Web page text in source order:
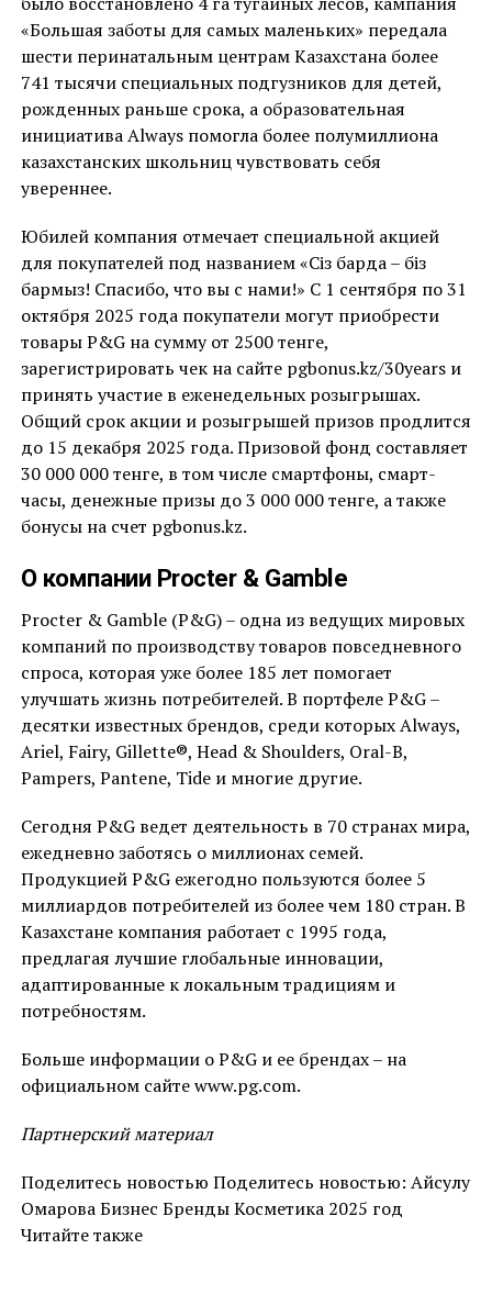
«Большая заботы для самых маленьких» передала
шести перинатальным центрам Казахстана более
741 тысячи специальных подгузников для детей,
рожденных раньше срока, а образовательная
инициатива Always помогла более полумиллиона
казахстанских школьниц чувствовать себя
увереннее.
Юбилей компания отмечает специальной акцией
для покупателей под названием «Сіз барда – біз
бармыз! Спасибо, что вы с нами!» С 1 сентября по 31
октября 2025 года покупатели могут приобрести
товары P&G на сумму от 2500 тенге,
зарегистрировать чек на сайте pgbonus.kz/30years и
принять участие в еженедельных розыгрышах.
Общий срок акции и розыгрышей призов продлится
до 15 декабря 2025 года. Призовой фонд составляет
30 000 000 тенге, в том числе смартфоны, смарт-
часы, денежные призы до 3 000 000 тенге, а также
бонусы на счет pgbonus.kz.
О компании Procter & Gamble
Procter & Gamble (P&G) – одна из ведущих мировых
компаний по производству товаров повседневного
спроса, которая уже более 185 лет помогает
улучшать жизнь потребителей. В портфеле P&G –
десятки известных брендов, среди которых Always,
Ariel, Fairy, Gillette®, Head & Shoulders, Oral-B,
Pampers, Pantene, Tide и многие другие.
Сегодня P&G ведет деятельность в 70 странах мира,
ежедневно заботясь о миллионах семей.
Продукцией P&G ежегодно пользуются более 5
миллиардов потребителей из более чем 180 стран. В
Казахстане компания работает с 1995 года,
предлагая лучшие глобальные инновации,
адаптированные к локальным традициям и
потребностям.
Больше информации о P&G и ее брендах – на
официальном сайте www.pg.com.
Партнерский материал
Поделитесь новостью Поделитесь новостью: Айсулу
Омарова Бизнес Бренды Косметика 2025 год
Читайте также